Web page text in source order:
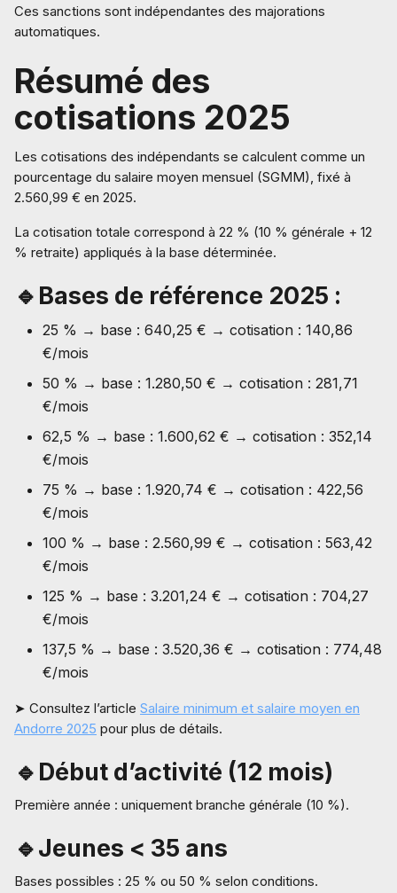
Ces sanctions sont indépendantes des majorations
automatiques.
Résumé des
cotisations 2025
Les cotisations des indépendants se calculent comme un
pourcentage du salaire moyen mensuel (SGMM), fixé à
2.560,99 € en 2025.
La cotisation totale correspond à 22 % (10 % générale + 12
% retraite) appliqués à la base déterminée.
🔹Bases de référence 2025 :
25 % → base : 640,25 € → cotisation : 140,86
€/mois
50 % → base : 1.280,50 € → cotisation : 281,71
€/mois
62,5 % → base : 1.600,62 € → cotisation : 352,14
€/mois
75 % → base : 1.920,74 € → cotisation : 422,56
€/mois
100 % → base : 2.560,99 € → cotisation : 563,42
€/mois
125 % → base : 3.201,24 € → cotisation : 704,27
€/mois
137,5 % → base : 3.520,36 € → cotisation : 774,48
€/mois
➤ Consultez l’article Salaire minimum et salaire moyen en
Andorre 2025 pour plus de détails.
🔹Début d’activité (12 mois)
Première année : uniquement branche générale (10 %).
🔹Jeunes < 35 ans
Bases possibles : 25 % ou 50 % selon conditions.